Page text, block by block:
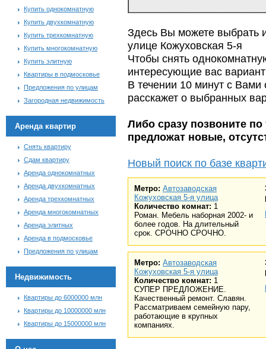
Купить однокомнатную
Купить двухкомнатную
Купить трехкомнатную
Купить многокомнатную
Купить элитную
Квартиры в подмосковье
Предложения по улицам
Загородная недвижимость
Аренда квартир
Снять квартиру
Сдам квартиру
Аренда однокомнатных
Аренда двухкомнатных
Аренда трехкомнатных
Аренда многокомнатных
Аренда элитных
Аренда в подмосковье
Предложения по улицам
Недвижимость
Квартиры до 6000000 млн
Квартиры до 10000000 млн
Квартиры до 15000000 млн
Здесь Вы можете выбрать
улице Кожуховская 5-я
Чтобы снять
интересующие вас
В течении 10 минут с Вами
расскажет о выбранных
Либо сразу позвоните
предложат новые,
Новый поиск по базе
Метро: Автозаводская
Кожуховская 5-я улица
Количество комнат: 1
Роман. Мебель наборная 2002- и
более годов. На длительный
срок. СРОЧНО СРОЧНО.
Метро: Автозаводская
Кожуховская 5-я улица
Количество комнат: 1
СУПЕР ПРЕДЛОЖЕНИЕ.
Качественный ремонт. Славян.
Рассматриваем семейную пару,
работающие в крупных
компаниях.